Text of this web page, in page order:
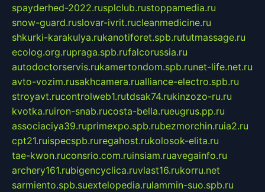
spayderhed-2022.rusplclub.rustoppamedia.ru
snow-guard.ruslovar-ivrit.rucleanmedicine.ru
shkurki-karakulya.rukanotiforet.spb.rututmassage.ru
ecolog.org.rupraga.spb.rufalcorussia.ru
autodoctorservis.rukamertondom.spb.runet-life.net.ru
avto-vozim.rusakhcamera.rualliance-electro.spb.ru
stroyavt.rucontrolweb1.rutdsak74.rukinzozo-ru.ru
kvotka.ruiron-snab.rucosta-bella.rueugrus.pp.ru
associaciya39.ruprimexpo.spb.rubezmorchin.ruia2.ru
cpt21.ruispecspb.ruregahost.rukolosok-elita.ru
tae-kwon.ruconsrio.com.ruinsiam.ruavegainfo.ru
archery161.rubigencyclica.ruvlast16.rukorru.net
sarmiento.spb.suextelopedia.rulammin-suo.spb.ru